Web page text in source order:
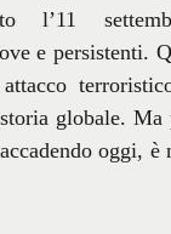
l’11
e persistenti.
globale.
oggi, è